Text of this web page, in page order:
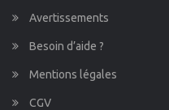
Avertissements
Besoin d’aide ?
Mentions légales
CGV